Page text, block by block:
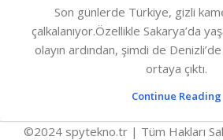
Son günlerde Türkiye, gizli
çalkalanıyor.Özellikle Sakarya’da
olayın ardından, şimdi de
ortaya çıktı.
Continue Reading
©2024 spytekno.tr | Tüm Hakları